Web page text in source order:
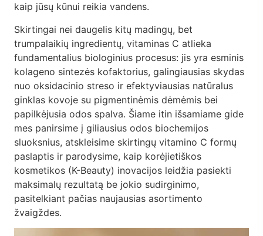
kaip jūsų kūnui reikia vandens.
Skirtingai nei daugelis kitų madingų, bet
trumpalaikių ingredientų, vitaminas C atlieka
fundamentalius biologinius procesus: jis yra esminis
kolageno sintezės kofaktorius, galingiausias skydas
nuo oksidacinio streso ir efektyviausias natūralus
ginklas kovoje su pigmentinėmis dėmėmis bei
papilkėjusia odos spalva. Šiame itin išsamiame gide
mes panirsime į giliausius odos biochemijos
sluoksnius, atskleisime skirtingų vitamino C formų
paslaptis ir parodysime, kaip korėjietiškos
kosmetikos (K-Beauty) inovacijos leidžia pasiekti
maksimalų rezultatą be jokio sudirginimo,
pasitelkiant pačias naujausias asortimento
žvaigždes.